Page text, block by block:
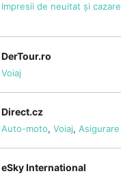
Impresii de neuitat și cazare
DerTour.ro
Voiaj
Direct.cz
Auto-moto, Voiaj, Asigurare
eSky International